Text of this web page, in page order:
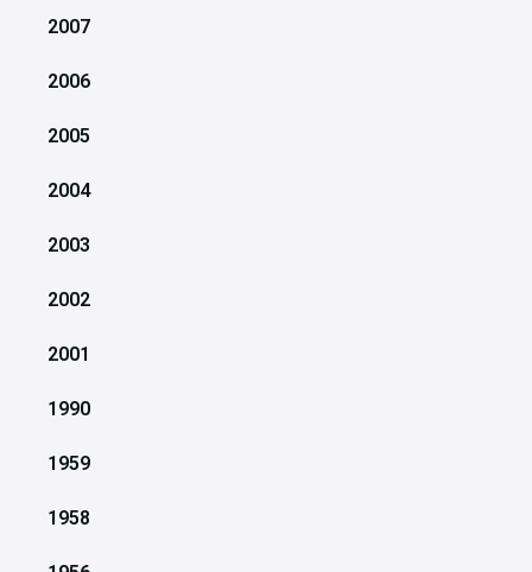
2007
2006
2005
2004
2003
2002
2001
1990
1959
1958